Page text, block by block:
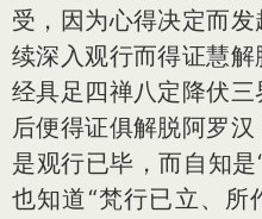
受，因为心得决定而
续深入观行而得证慧
经具足四禅八定降伏
后便得证俱解脱阿罗
是观行已毕，而自知是
也知道“梵行已立、所